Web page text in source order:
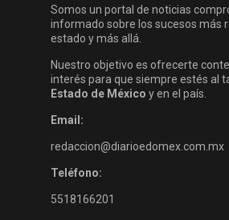
Somos un portal de noticias
informado sobre los sucesos más
estado y más allá.
Nuestro objetivo es ofrecerte
interés para que siempre estés al
Estado de México y en el país.
Email:
redaccion@diarioedomex.com.mx
Teléfono:
5518166201